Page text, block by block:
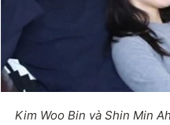
Kim Woo Bin và Shin Min